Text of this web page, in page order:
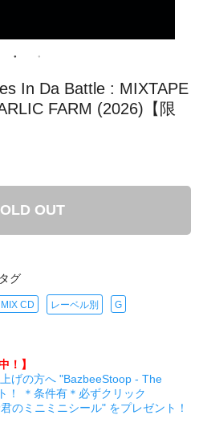
In Da Battle : MIXTAPE
FARM (2026)【限
OUT
グ
MIX CD レーベル別 G
！】
げの方へ "BazbeeStoop - The
！ ＊条件有＊必ずクリック
のミニミニシール" をプレゼント！